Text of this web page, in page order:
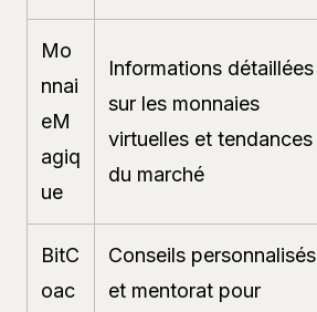
Mo
nnai
eM
agiq
ue
Informations détaillées
sur les monnaies
virtuelles et tendances
du marché
BitC
oac
Conseils personnalisés
et mentorat pour